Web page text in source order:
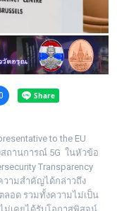
ติดต่อ
to the EU
สถานการณ์ 5G ในหัวข้อ
Transparency
วามสำคัญได้กล่าวถึง
อด รวมทั้งความไม่เป็น